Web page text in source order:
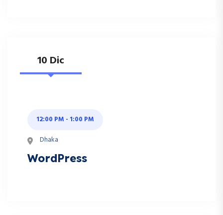
10 Dic
12:00 PM - 1:00 PM
Dhaka
WordPress